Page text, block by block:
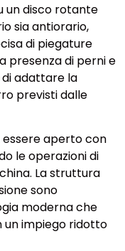
un disco rotante
sia antiorario,
di piegature
presenza di perni e
adattare la
previsti dalle
aperto con
le operazioni di
La struttura
sono
moderna che
un impiego ridotto